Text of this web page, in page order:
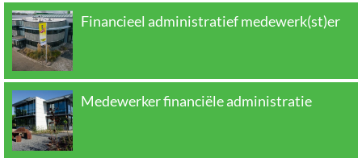
Financieel administratief medewerk(st)er
Medewerker financiële administratie